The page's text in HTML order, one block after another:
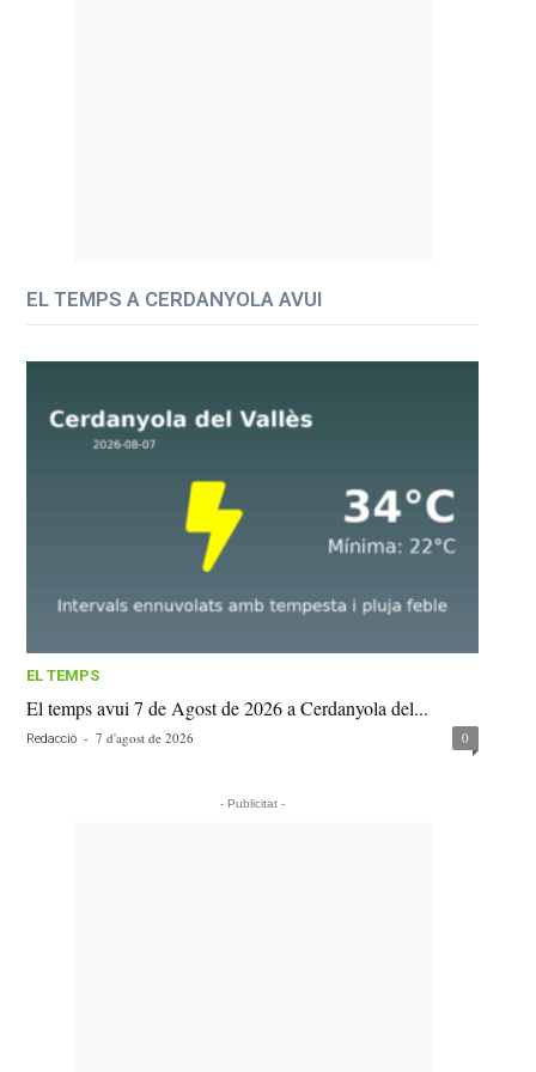
EL TEMPS A CERDANYOLA AVUI
EL TEMPS
El temps avui 7 de Agost de 2026 a Cerdanyola del...
Redacció - 7 d'agost de 2026 0
- Publicitat -